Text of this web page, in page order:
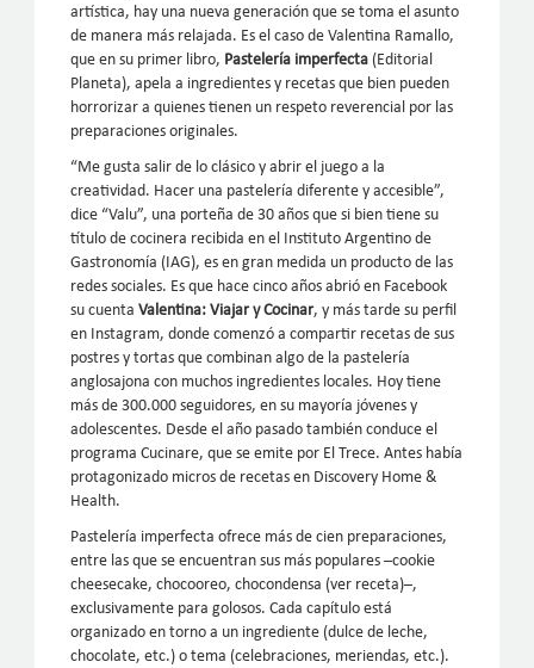
artística, hay una nueva generación que se toma el asunto
de manera más relajada. Es el caso de Valentina Ramallo,
que en su primer libro, Pastelería imperfecta (Editorial
Planeta), apela a ingredientes y recetas que bien pueden
horrorizar a quienes tienen un respeto reverencial por las
preparaciones originales.
“Me gusta salir de lo clásico y abrir el juego a la
creatividad. Hacer una pastelería diferente y accesible”,
dice “Valu”, una porteña de 30 años que si bien tiene su
título de cocinera recibida en el Instituto Argentino de
Gastronomía (IAG), es en gran medida un producto de las
redes sociales. Es que hace cinco años abrió en Facebook
su cuentaValentina: Viajar y Cocinar, y más tarde su perfil
en Instagram, donde comenzó a compartir recetas de sus
postres y tortas que combinan algo de la pastelería
anglosajona con muchos ingredientes locales. Hoy tiene
más de 300.000 seguidores, en su mayoría jóvenes y
adolescentes. Desde el año pasado también conduce el
programa Cucinare, que se emite por El Trece. Antes había
protagonizado micros de recetas en Discovery Home &
Health.
Pastelería imperfecta ofrece más de cien preparaciones,
entre las que se encuentran sus más populares –cookie
cheesecake, chocooreo, chocondensa (ver receta)–,
exclusivamente para golosos. Cada capítulo está
organizado en torno a un ingrediente (dulce de leche,
chocolate, etc.) o tema (celebraciones, meriendas, etc.).